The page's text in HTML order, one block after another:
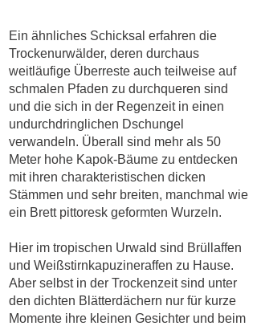
Ein ähnliches Schicksal erfahren die
Trockenurwälder, deren durchaus
weitläufige Überreste auch teilweise auf
schmalen Pfaden zu durchqueren sind
und die sich in der Regenzeit in einen
undurchdringlichen Dschungel
verwandeln. Überall sind mehr als 50
Meter hohe Kapok-Bäume zu entdecken
mit ihren charakteristischen dicken
Stämmen und sehr breiten, manchmal wie
ein Brett pittoresk geformten Wurzeln.
Hier im tropischen Urwald sind Brüllaffen
und Weißstirnkapuzineraffen zu Hause.
Aber selbst in der Trockenzeit sind unter
den dichten Blätterdächern nur für kurze
Momente ihre kleinen Gesichter und beim